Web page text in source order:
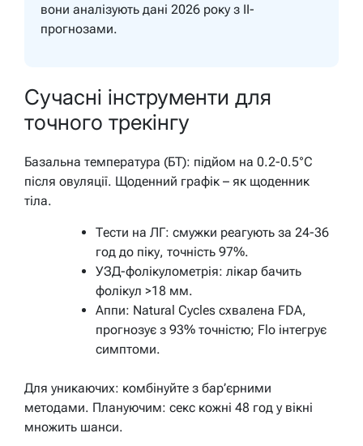
вони аналізують дані 2026 року з ІІ-
прогнозами.
Сучасні інструменти для
точного трекінгу
Базальна температура (БТ): підйом на 0.2-0.5°C
після овуляції. Щоденний графік – як щоденник
тіла.
Тести на ЛГ: смужки реагують за 24-36
год до піку, точність 97%.
УЗД-фолікулометрія: лікар бачить
фолікул >18 мм.
Аппи: Natural Cycles схвалена FDA,
прогнозує з 93% точністю; Flo інтегрує
симптоми.
Для уникаючих: комбінуйте з бар’єрними
методами. Плануючим: секс кожні 48 год у вікні
множить шанси.